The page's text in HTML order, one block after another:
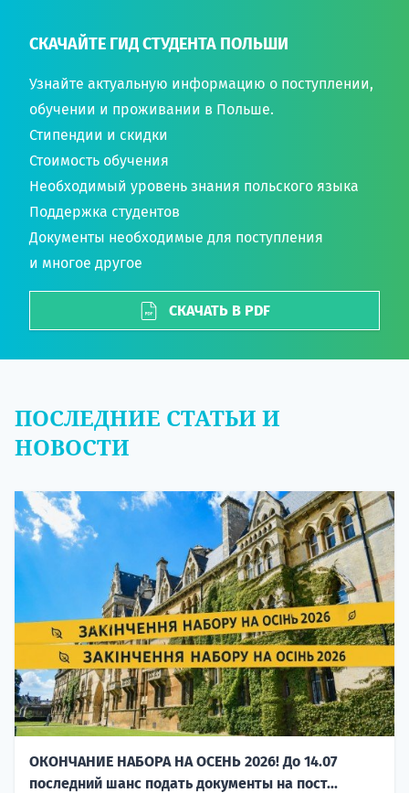
СКАЧАЙТЕ ГИД СТУДЕНТА ПОЛЬШИ
Узнайте актуальную информацию о поступлении,
обучении и проживании в Польше.
Стипендии и скидки
Стоимость обучения
Необходимый уровень знания польского языка
Поддержка студентов
Документы необходимые для поступления
и многое другое
СКАЧАТЬ В PDF
ПОСЛЕДНИЕ СТАТЬИ И
НОВОСТИ
ОКОНЧАНИЕ НАБОРА НА ОСЕНЬ 2026! До 14.07
последний шанс подать документы на пост...